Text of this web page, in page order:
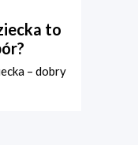
to
– dobry